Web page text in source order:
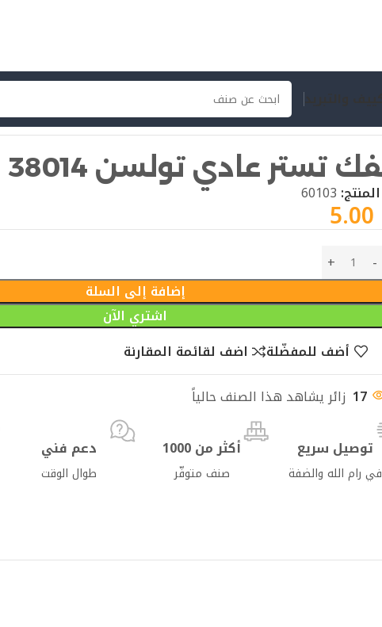
تستر عادي تولسن 38014
60103
5.00
إضافة إلى السلة
اشتري الآن
أضف للمفضّلة
اضف لقائمة المقارنة
17 زائر يشاهد هذا الصنف حالياً
توصيل سريع
في رام الله والضفة
أكثر من 1000
صنف متوفّر
دعم فني
طوال الوقت